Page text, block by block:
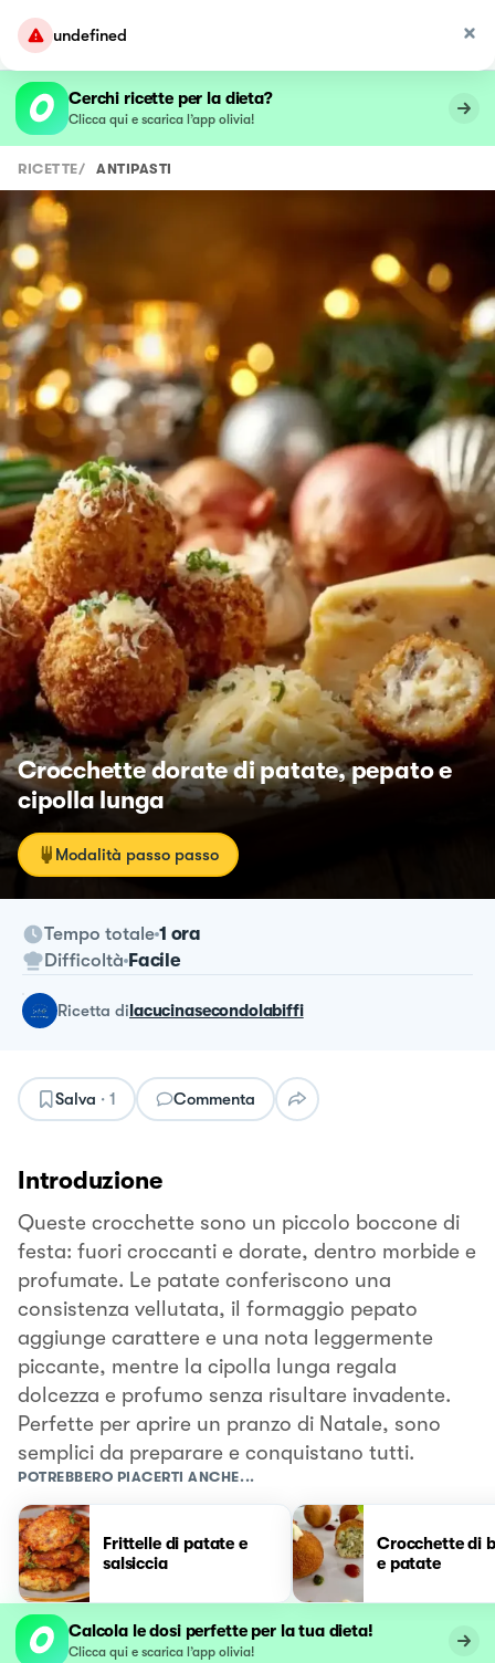
Cerchi ricette per la dieta?
Clicca qui e scarica l’app olivia!
RICETTE/ ANTIPASTI
Crocchette dorate di patate, pepato e
cipolla lunga
Modalità passo passo
Tempo totale 1 ora
Difficoltà Facile
ricetta dilacucinasecondolabiffi
Salva · 1 Commenta
Introduzione
Queste crocchette sono un piccolo boccone di
festa: fuori croccanti e dorate, dentro morbide e
profumate. Le patate conferiscono una
consistenza vellutata, il formaggio pepato
aggiunge carattere e una nota leggermente
piccante, mentre la cipolla lunga regala
dolcezza e profumo senza risultare invadente.
Perfette per aprire un pranzo di Natale, sono
semplici da preparare e conquistano tutti.
POTREBBERO PIACERTI ANCHE...
Frittelle di patate e
salsiccia
Crocchette di
e patate
Calcola le dosi perfette per la tua dieta!
Clicca qui e scarica l’app olivia!